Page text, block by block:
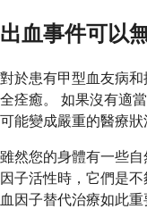
出血事件可以
對於患有甲型血友病
全痊癒。 如果沒有適
可能變成嚴重的醫療狀
雖然您的身體有一些
因子活性時，它們是
血因子替代治療如此重